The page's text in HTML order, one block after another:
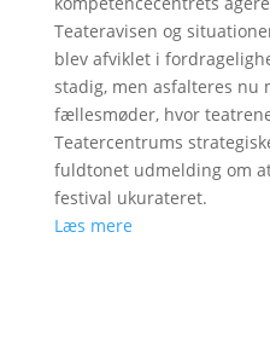
Teateravisen og
blev afviklet i
stadig, men asfalteres nu
fællesmøder, hvor
Teatercentrums
fuldtonet udmelding om
festival ukurateret.
Læs mere